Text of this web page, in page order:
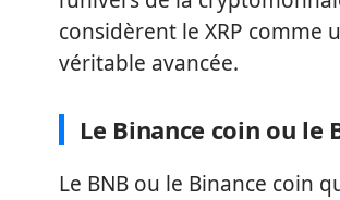
considèrent le XRP comme
véritable avancée.
Le Binance coin ou le
Le BNB ou le Binance coin